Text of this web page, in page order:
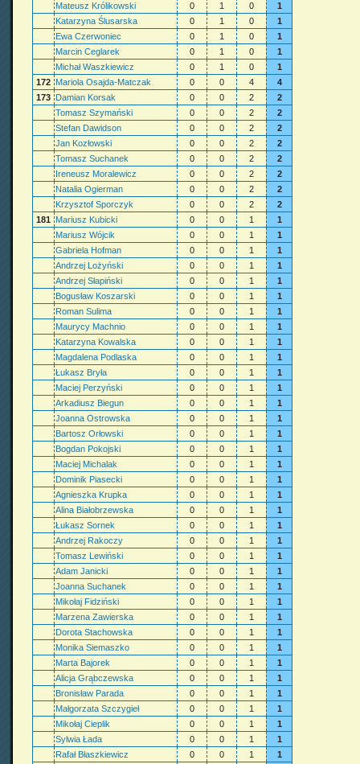
Mateusz Królikowski 0 1 0
1
Katarzyna Ślusarska
0 1 0
1
Ewa Czerwoniec
0 1 0
1
Marcin Ceglarek
0 1 0
1
Michał Waszkiewicz
0 1 0
1
172 Mariola Osajda-Matczak 0 0 4
4
173 Damian Korsak 0 0 2
2
Tomasz Szymański
0 0 2
2
Stefan Dawidson
0 0 2
2
Jan Kozłowski
0 0 2
2
Tomasz Suchanek
0 0 2
2
Ireneusz Moralewicz
0 0 2
2
Natalia Ogierman
0 0 2
2
Krzysztof Sporczyk
0 0 2
2
181
Mariusz Kubicki 0 0 1
1
Mariusz Wójcik
0 0 1
1
Gabriela Hofman
0 0 1
1
Andrzej Lożyński
0 0 1
1
Andrzej Słapiński
0 0 1
1
Bogusław Koszarski
0 0 1
1
Roman Sulima
0 0 1
1
Maurycy Machnio
0 0 1
1
Katarzyna Kowalska
0 0 1
1
Magdalena Podlaska
0 0 1
1
Łukasz Bryła
0 0 1
1
Maciej Perzyński
0 0 1
1
Arkadiusz Biegun
0 0 1
1
Joanna Ostrowska
0 0 1
1
Bartosz Orłowski
0 0 1
1
Bogdan Pokojski
0 0 1
1
Maciej Michalak
0 0 1
1
Dominik Piasecki
0 0 1
1
Agnieszka Krupka
0 0 1
1
Alina Białobrzewska
0 0 1
1
Łukasz Sornek
0 0 1
1
Andrzej Rakoczy
0 0 1
1
Tomasz Lewiński
0 0 1
1
Adam Janicki
0 0 1
1
Joanna Suchanek
0 0 1
1
Mikołaj Fidziński
0 0 1
1
Marzena Zawierska
0 0 1
1
Dorota Stachowska
0 0 1
1
Monika Siemaszko
0 0 1
1
Marta Bajorek
0 0 1
1
Alicja Grąbczewska
0 0 1
1
Bronisław Parada
0 0 1
1
Małgorzata Szczygieł
0 0 1
1
Mikołaj Cieplik
0 0 1
1
Sylwia Łada
0 0 1
1
Rafał Błaszkiewicz
0 0 1
1